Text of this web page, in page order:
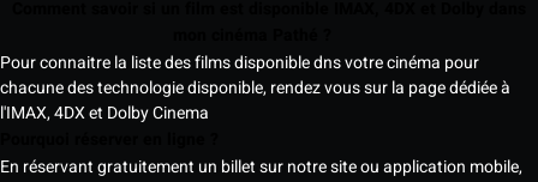
Pour connaitre la liste des films disponible dns votre cinéma pour
chacune des technologie disponible, rendez vous sur la page dédiée à
l'IMAX, 4DX et Dolby Cinema
En réservant gratuitement un billet sur notre site ou application mobile,